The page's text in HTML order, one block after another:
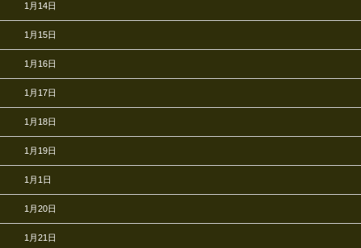
1月14日
1月15日
1月16日
1月17日
1月18日
1月19日
1月1日
1月20日
1月21日